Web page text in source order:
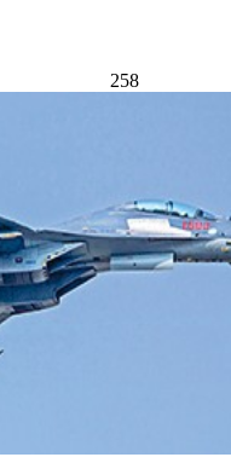
258